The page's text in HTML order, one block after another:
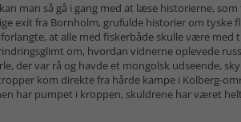
man så gå i gang med at læse historierne,
exit fra Bornholm, grufulde historier om tyske
at alle med fiskerbåde skulle være
om, hvordan vidnerne oplevede
der var rå og havde et mongolsk udseende,
kom direkte fra hårde kampe i Kolberg-
har pumpet i kroppen, skuldrene har været